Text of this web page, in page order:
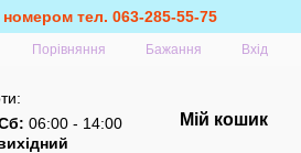
номером тел. 063-285-55-75
Порівняння Бажання Вхід
06:00 - 14:00
Мій кошик